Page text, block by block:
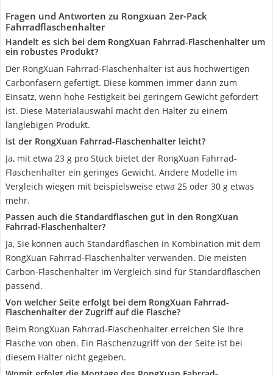
Fragen und Antworten zu Rongxuan 2er-Pack
Fahrradflaschenhalter
Handelt es sich bei dem RongXuan Fahrrad-Flaschenhalter um
ein robustes Produkt?
Der RongXuan Fahrrad-Flaschenhalter ist aus hochwertigen
Carbonfasern gefertigt. Diese kommen immer dann zum
Einsatz, wenn hohe Festigkeit bei geringem Gewicht gefordert
ist. Diese Materialauswahl macht den Halter zu einem
langlebigen Produkt.
Ist der RongXuan Fahrrad-Flaschenhalter leicht?
Ja, mit etwa 23 g pro Stück bietet der RongXuan Fahrrad-
Flaschenhalter ein geringes Gewicht. Andere Modelle im
Vergleich wiegen mit beispielsweise etwa 25 oder 30 g etwas
mehr.
Passen auch die Standardflaschen gut in den RongXuan
Fahrrad-Flaschenhalter?
Ja, Sie können auch Standardflaschen in Kombination mit dem
RongXuan Fahrrad-Flaschenhalter verwenden. Die meisten
Carbon-Flaschenhalter im Vergleich sind für Standardflaschen
passend.
Von welcher Seite erfolgt bei dem RongXuan Fahrrad-
Flaschenhalter der Zugriff auf die Flasche?
Beim RongXuan Fahrrad-Flaschenhalter erreichen Sie Ihre
Flasche von oben. Ein Flaschenzugriff von der Seite ist bei
diesem Halter nicht gegeben.